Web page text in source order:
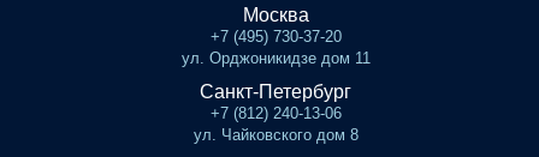
Москва
+7 (495) 730-37-20
ул. Орджоникидзе дом 11
Санкт-Петербург
+7 (812) 240-13-06
ул. Чайковского дом 8